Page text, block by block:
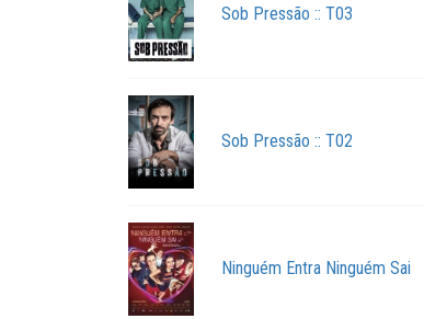
Sob Pressão :: T03
Sob Pressão :: T02
Ninguém Entra Ninguém Sai